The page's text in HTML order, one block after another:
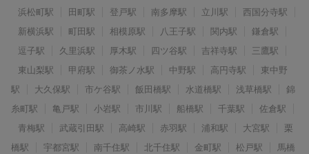
浜松町駅
田町駅 登戸駅 南多摩駅 立川駅
西国分寺駅
新横浜駅
町田駅 相模原駅 八王子駅 関内駅
鎌倉駅
逗子駅
久里浜駅 厚木駅 四ツ谷駅 吉祥寺駅
三鷹駅
東山梨駅
甲府駅 御茶ノ水駅 中野駅 高円寺駅
東中野
駅
大久保駅 市ケ谷駅 飯田橋駅 水道橋駅 浅草橋駅
錦
糸町駅
亀戸駅 小岩駅 市川駅 船橋駅 千葉駅
佐倉駅
青梅駅
武蔵引田駅 高崎駅 赤羽駅 浦和駅 大宮駅
栗
橋駅
宇都宮駅 南千住駅 北千住駅 金町駅 松戸駅
馬橋